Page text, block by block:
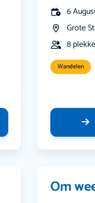
6
Grote
8
Wandelen
Om